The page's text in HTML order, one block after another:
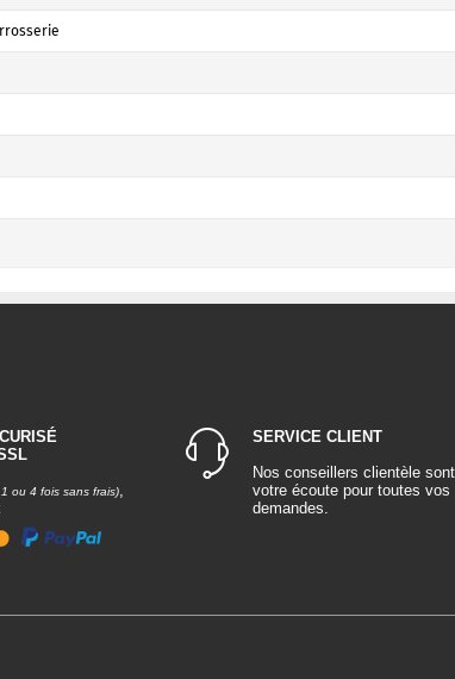
ou 4 fois sans frais),
SERVICE CLIENT
Nos conseillers clientèle
votre écoute pour toutes vos
demandes.